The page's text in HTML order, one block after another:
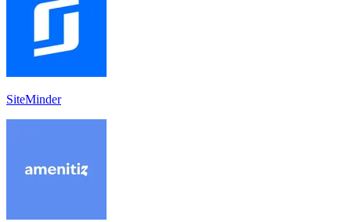
SiteMinder